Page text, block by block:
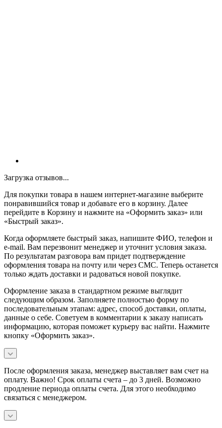
Загрузка отзывов...
Для покупки товара в нашем интернет-магазине выберите
понравившийся товар и добавьте его в корзину. Далее
перейдите в Корзину и нажмите на «Оформить заказ» или
«Быстрый заказ».
Когда оформляете быстрый заказ, напишите ФИО, телефон и
e-mail. Вам перезвонит менеджер и уточнит условия заказа.
По результатам разговора вам придет подтверждение
оформления товара на почту или через СМС. Теперь останется
только ждать доставки и радоваться новой покупке.
Оформление заказа в стандартном режиме выглядит
следующим образом. Заполняете полностью форму по
последовательным этапам: адрес, способ доставки, оплаты,
данные о себе. Советуем в комментарии к заказу написать
информацию, которая поможет курьеру вас найти. Нажмите
кнопку «Оформить заказ».
После оформления заказа, менеджер выставляет вам счет на
оплату. Важно! Срок оплаты счета – до 3 дней. Возможно
продление периода оплаты счета. Для этого необходимо
связаться с менеджером.